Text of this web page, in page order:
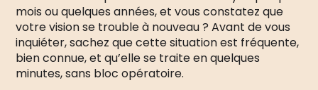
mois ou quelques années, et vous constatez que
votre vision se trouble à nouveau ? Avant de vous
inquiéter, sachez que cette situation est fréquente,
bien connue, et qu’elle se traite en quelques
minutes, sans bloc opératoire.